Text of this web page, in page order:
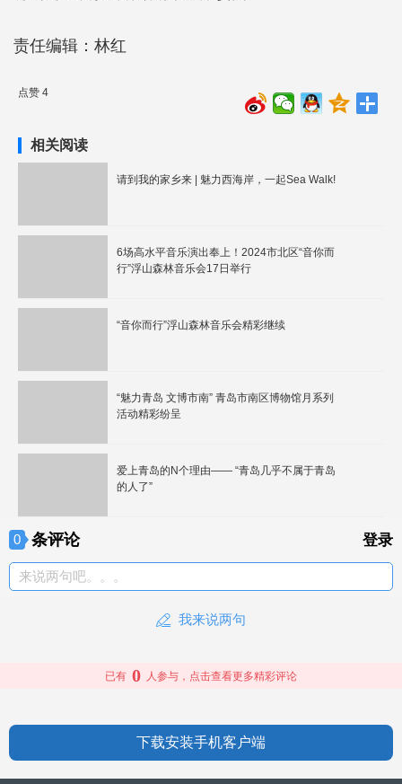
责任编辑：林红
点赞 4
相关阅读
请到我的家乡来 | 魅力西海岸，一起Sea Walk!
6场高水平音乐演出奉上！2024市北区“音你而
行”浮山森林音乐会17日举行
“音你而行”浮山森林音乐会精彩继续
“魅力青岛 文博市南” 青岛市南区博物馆月系列
活动精彩纷呈
爱上青岛的N个理由—— “青岛几乎不属于青岛
的人了”
0 条评论 登录
来说两句吧。。。
我来说两句
已有 0 人参与，点击查看更多精彩评论
下载安装手机客户端